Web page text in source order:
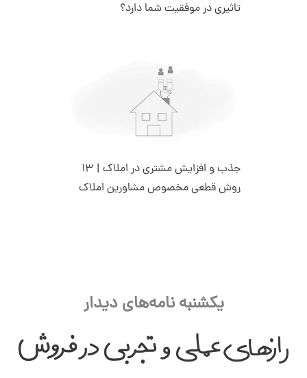
تاثیری در موفقیت شما دارد؟
جذب و افزایش مشتری در املاک | 13
روش قطعی مخصوص مشاورین املاک
یکشنبه نامه‌های دیدار